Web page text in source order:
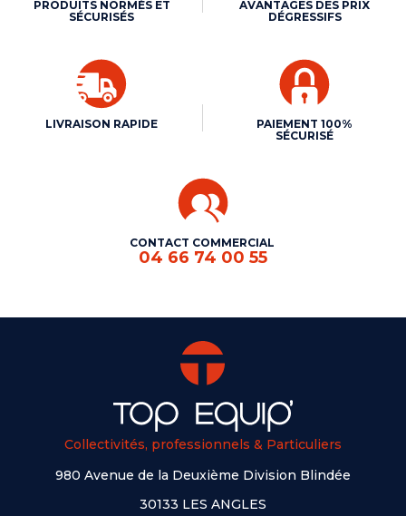
PRODUITS NORMÉS ET
SÉCURISÉS
AVANTAGES DES PRIX
DÉGRESSIFS
LIVRAISON RAPIDE
PAIEMENT 100%
SÉCURISÉ
CONTACT COMMERCIAL
04 66 74 00 55
Collectivités, professionnels & Particuliers
980 Avenue de la Deuxième Division Blindée
30133 LES ANGLES